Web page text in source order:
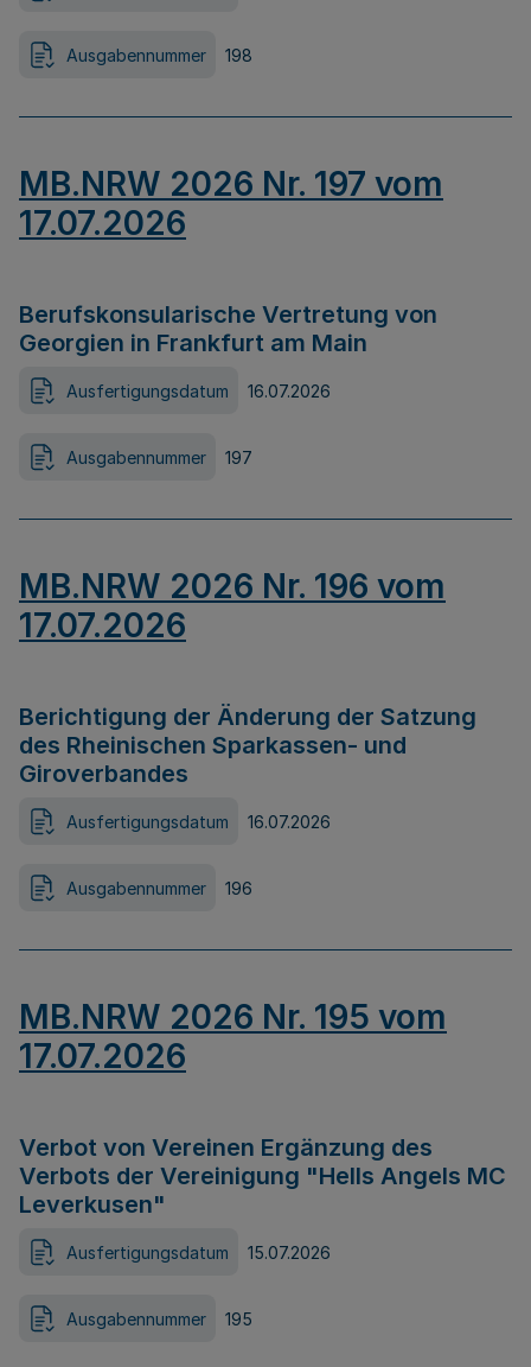
Ausgabennummer 198
MB.NRW 2026 Nr. 197 vom
17.07.2026
Berufskonsularische Vertretung von
Georgien in Frankfurt am Main
Ausfertigungsdatum 16.07.2026
Ausgabennummer 197
MB.NRW 2026 Nr. 196 vom
17.07.2026
Berichtigung der Änderung der Satzung
des Rheinischen Sparkassen- und
Giroverbandes
Ausfertigungsdatum 16.07.2026
Ausgabennummer 196
MB.NRW 2026 Nr. 195 vom
17.07.2026
Verbot von Vereinen Ergänzung des
Verbots der Vereinigung "Hells Angels MC
Leverkusen"
Ausfertigungsdatum 15.07.2026
Ausgabennummer 195